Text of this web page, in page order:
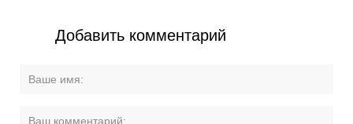
Добавить комментарий